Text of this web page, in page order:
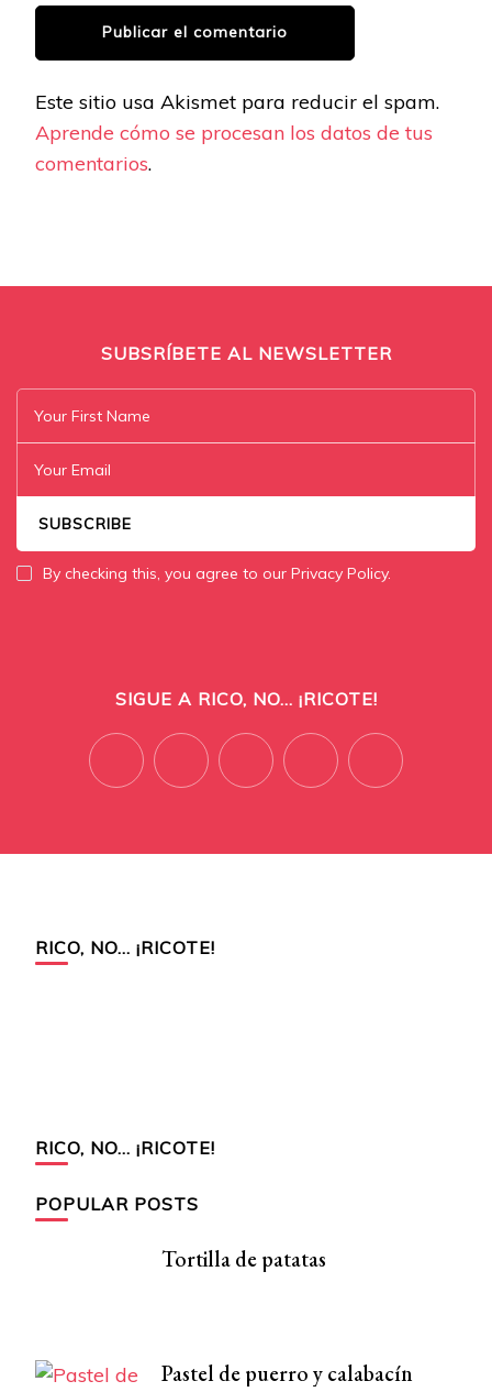
Este sitio usa Akismet para reducir el spam.
Aprende cómo se procesan los datos de tus
comentarios.
SUBSRÍBETE AL NEWSLETTER
By checking this, you agree to our Privacy Policy.
SIGUE A RICO, NO... ¡RICOTE!
RICO, NO… ¡RICOTE!
RICO, NO… ¡RICOTE!
POPULAR POSTS
Tortilla de patatas
Pastel de puerro y calabacín